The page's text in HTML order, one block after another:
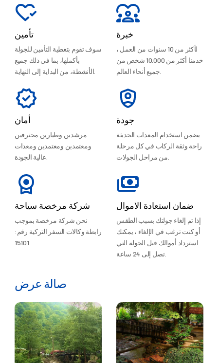
تأمين
سوف تقوم بتغطية التأمين للجولة
بأكملها، بما في ذلك جميع
خبرة
لأكثر من 10 سنوات من العمل ،
خدمنا أكثر من 10.000 شخص من
أمان
مرشدين وطيارين محترفين
ومعتمدين ومعتمدين ومعدات
جودة
يضمن استخدام المعدات الحديثة
راحة وثقة الركاب في كل مرحلة
شركة مرخصة سياحة
نحن شركة مرخصة بموجب
رابطة وكالات السفر التركية رقم:
ضمان استعادة الاموال
إذا تم إلغاء جولتك بسبب الطقس
أو كنت ترغب في الإلغاء ، يمكنك
استرداد أموالك قبل الجولة التي
تصل إلى 24 ساعة.
صالة عرض